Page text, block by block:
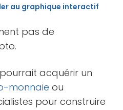
au graphique interactif
pas de
acquérir un
monnaie ou
pour construire